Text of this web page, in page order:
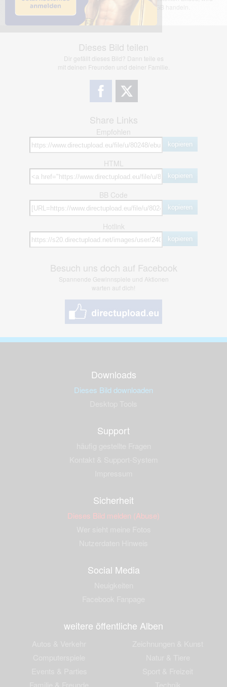
jedoch bei Verstößen nach §2(3) unserer AGB handeln.
Dieses Bild teilen
Dir gefällt dieses Bild? Dann teile es
mit deinen Freunden und deiner Familie.
Share Links
Empfohlen
kopieren
HTML
kopieren
BB Code
kopieren
Hotlink
kopieren
Besuch uns doch auf Facebook
Spannende Gewinnspiele und Aktionen
warten auf dich!
Downloads
Dieses Bild downloaden
Support
Sicherheit
Dieses Bild melden (Abuse)
Social Media
weitere öffentliche Alben